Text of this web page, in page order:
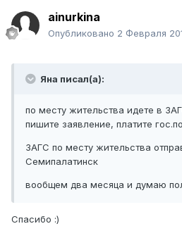
ainurkina
Опубликовано 2 Февраля
Янa писал(а):
по месту жительства идете в
пишите заявление, платите
ЗАГС по месту жительства
Семипалатинск
вообщем два месяца и думаю
Спасибо :)